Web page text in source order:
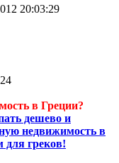
20:03:29
в Греции?
дешево и
недвижимость в
для греков!